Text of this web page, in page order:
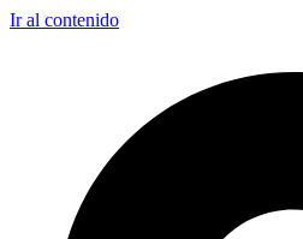
Ir al contenido